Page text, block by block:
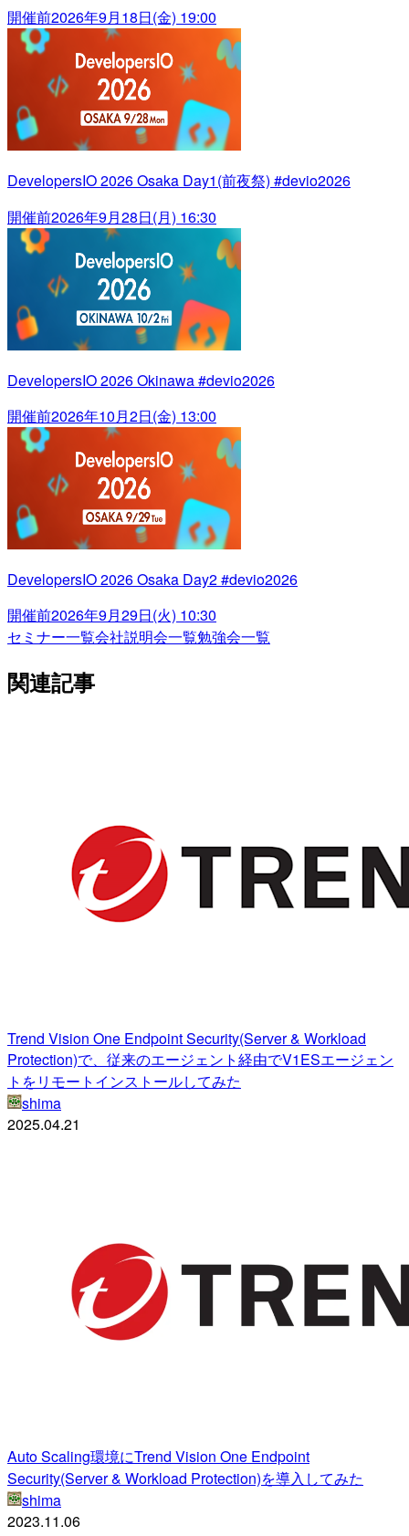
開催前2026年9月18日(金) 19:00
DevelopersIO 2026 Osaka Day1(前夜祭) #devio2026
開催前2026年9月28日(月) 16:30
DevelopersIO 2026 Okinawa #devio2026
開催前2026年10月2日(金) 13:00
DevelopersIO 2026 Osaka Day2 #devio2026
開催前2026年9月29日(火) 10:30
セミナー一覧会社説明会一覧勉強会一覧
関連記事
Trend Vision One Endpoint Security(Server & Workload
Protection)で、従来のエージェント経由でV1ESエージェン
トをリモートインストールしてみた
shima
2025.04.21
Auto Scaling環境にTrend Vision One Endpoint
Security(Server & Workload Protection)を導入してみた
shima
2023.11.06